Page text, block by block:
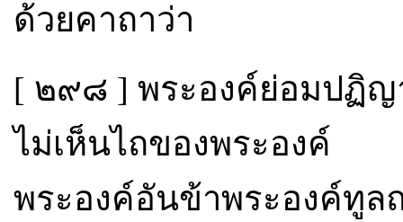
ด้วยคาถาว่า
[ ๒๙๘ ] พระองค์ย่อมปฏิญ
ไม่เห็นไถของพระองค์
พระองค์อันข้าพระองค์ทูล